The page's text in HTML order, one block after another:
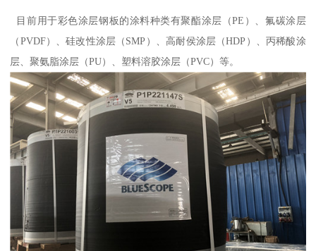
目前用于彩色涂层钢板的涂料种类有聚酯涂层（PE）、氟碳涂层
（PVDF）、硅改性涂层（SMP）、高耐侯涂层（HDP）、丙稀酸涂
层、聚氨脂涂层（PU）、塑料溶胶涂层（PVC）等。